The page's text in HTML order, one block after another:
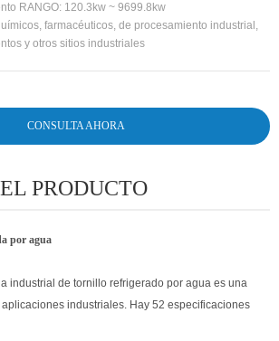
RANGO: 120.3kw ~ 9699.8kw
farmacéuticos, de procesamiento industrial,
y otros sitios industriales
CONSULTA AHORA
PRODUCTO
por agua
industrial de tornillo refrigerado por agua es una
industriales. Hay 52 especificaciones